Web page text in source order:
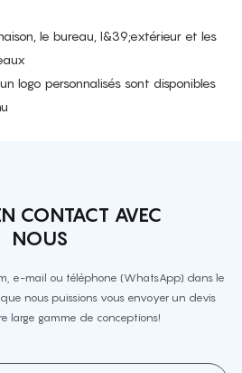
le bureau, l&39;extérieur et les
logo personnalisés sont disponibles
CONTACT AVEC
NOUS
e-mail ou téléphone (WhatsApp) dans le
nous puissions vous envoyer un devis
large gamme de conceptions!